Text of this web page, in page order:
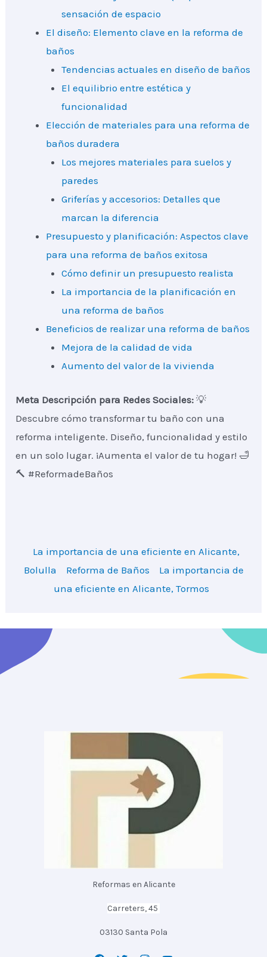
sensación de espacio
El diseño: Elemento clave en la reforma de
baños
Tendencias actuales en diseño de baños
El equilibrio entre estética y
funcionalidad
Elección de materiales para una reforma de
baños duradera
Los mejores materiales para suelos y
paredes
Griferías y accesorios: Detalles que
marcan la diferencia
Presupuesto y planificación: Aspectos clave
para una reforma de baños exitosa
Cómo definir un presupuesto realista
La importancia de la planificación en
una reforma de baños
Beneficios de realizar una reforma de baños
Mejora de la calidad de vida
Aumento del valor de la vivienda
Meta Descripción para Redes Sociales: 💡
Descubre cómo transformar tu baño con una
reforma inteligente. Diseño, funcionalidad y estilo
en un solo lugar. ¡Aumenta el valor de tu hogar! 🛁
🔨 #ReformadeBaños
La importancia de una eficiente en Alicante,
Bolulla
Reforma de Baños
La importancia de
una eficiente en Alicante, Tormos
Reformas en Alicante
Carreters, 45
03130 Santa Pola